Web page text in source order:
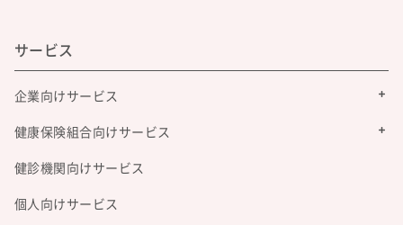
サービス
企業向けサービス
健康保険組合向けサービス
健診機関向けサービス
個人向けサービス